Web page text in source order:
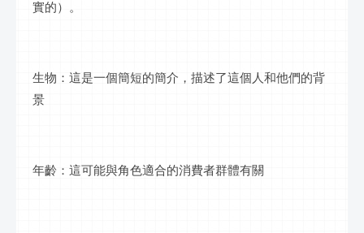
實的）。
生物：這是一個簡短的簡介，描述了這個人和他們的背
景
年齡：這可能與角色適合的消費者群體有關